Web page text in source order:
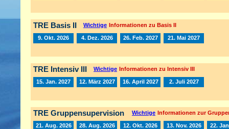
TRE Basis II Wichtige Informationen zu Basis II
9. Okt. 2026 4. Dez. 2026 26. Feb. 2027 21. Mai 2027
TRE Intensiv III Wichtige Informationen zu Intensiv III
15. Jan. 2027 12. März 2027 16. April 2027 2. Juli 2027
TRE Gruppensupervision Wichtige Informationen zur
21. Aug. 2026 28. Aug. 2026 12. Okt. 2026 13. Nov. 2026
22.